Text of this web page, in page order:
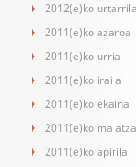
2012(e)ko urtarrila
2011(e)ko azaroa
2011(e)ko urria
2011(e)ko iraila
2011(e)ko ekaina
2011(e)ko maiatza
2011(e)ko apirila